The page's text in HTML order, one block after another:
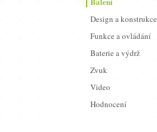
Design a konstrukce
Funkce a ovládání
Baterie a výdrž
Zvuk
Video
Hodnocení